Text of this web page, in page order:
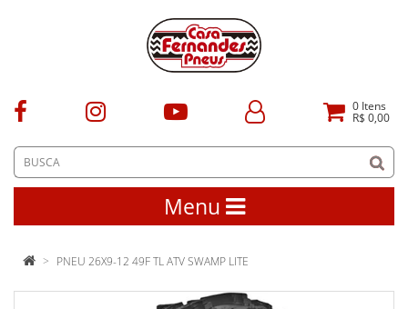
0 Itens
R$ 0,00
Menu
PNEU 26X9-12 49F TL ATV SWAMP LITE